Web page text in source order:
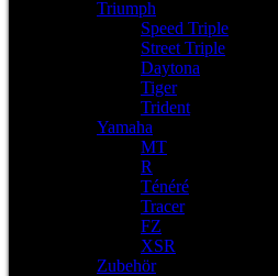
Triumph
Speed Triple
Street Triple
Daytona
Tiger
Trident
Yamaha
MT
R
Ténéré
Tracer
FZ
XSR
Zubehör